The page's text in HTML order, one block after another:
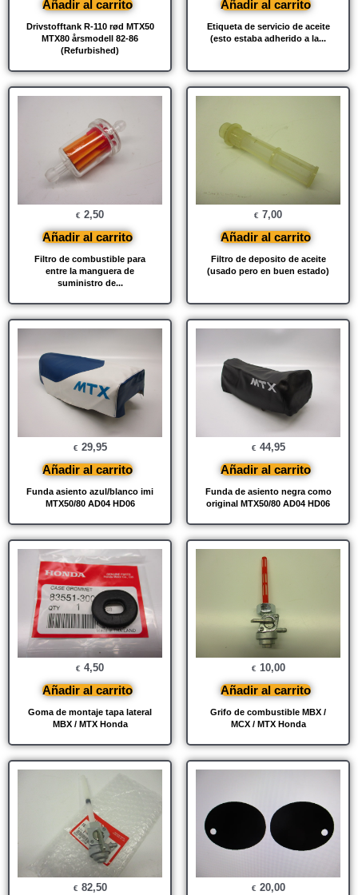
Drivstofftank R-110 rød MTX50
MTX80 årsmodell 82-86
(Refurbished)
Añadir al carrito
Etiqueta de servicio de aceite
(esto estaba adherido a la...
Añadir al carrito
Filtro de combustible para
entre la manguera de
suministro de...
€ 2,50
Añadir al carrito
Filtro de deposito de aceite
(usado pero en buen estado)
€ 7,00
Añadir al carrito
Funda asiento azul/blanco imi
MTX50/80 AD04 HD06
€ 29,95
Añadir al carrito
Funda de asiento negra como
original MTX50/80 AD04 HD06
€ 44,95
Añadir al carrito
Goma de montaje tapa lateral
MBX / MTX Honda
€ 4,50
Añadir al carrito
Grifo de combustible MBX /
MCX / MTX Honda
€ 10,00
Añadir al carrito
€ 82,50 € 20,00